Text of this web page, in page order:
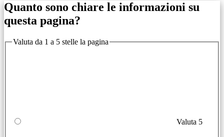
Quanto sono chiare le informazioni su
questa pagina?
Valuta da 1 a 5 stelle la pagina
Valuta 5